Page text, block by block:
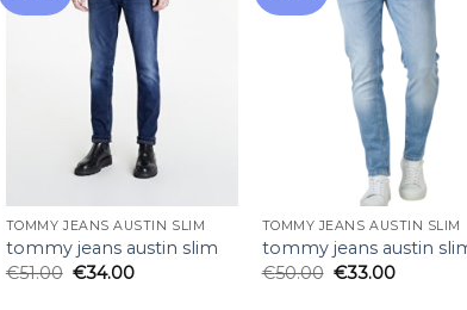
TOMMY JEANS AUSTIN SLIM
tommy jeans austin slim
€51.00 €34.00
deseos
TOMMY JEANS AUSTIN SLIM
tommy jeans austin
€50.00 €33.00